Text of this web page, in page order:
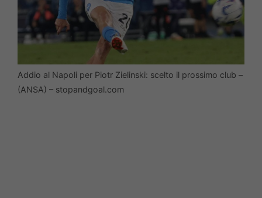
Addio al Napoli per Piotr Zielinski: scelto il prossimo club –
(ANSA) – stopandgoal.com